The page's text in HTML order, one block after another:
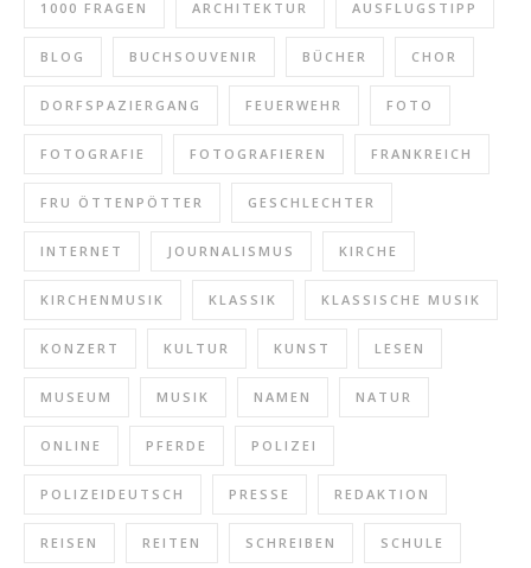
1000 FRAGEN ARCHITEKTUR AUSFLUGSTIPP
BLOG BUCHSOUVENIR BÜCHER CHOR
DORFSPAZIERGANG FEUERWEHR FOTO
FOTOGRAFIE FOTOGRAFIEREN FRANKREICH
FRU ÖTTENPÖTTER GESCHLECHTER
INTERNET JOURNALISMUS KIRCHE
KIRCHENMUSIK KLASSIK KLASSISCHE MUSIK
KONZERT KULTUR KUNST LESEN
MUSEUM MUSIK NAMEN NATUR
ONLINE PFERDE POLIZEI
POLIZEIDEUTSCH PRESSE REDAKTION
REISEN REITEN SCHREIBEN SCHULE